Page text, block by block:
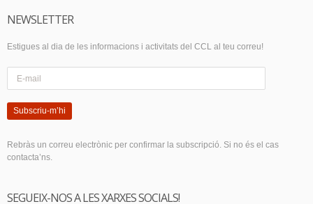
NEWSLETTER
Estigues al dia de les informacions i activitats del CCL al teu correu!
Subscriu-m’hi
Rebràs un correu electrònic per confirmar la subscripció. Si no és el cas
contacta’ns.
SEGUEIX-NOS A LES XARXES SOCIALS!